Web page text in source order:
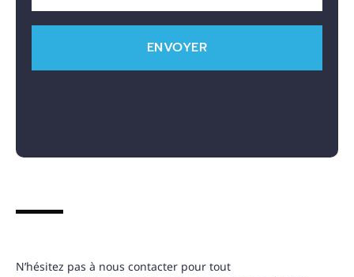
ENVOYER
N’hésitez pas à nous contacter pour tout